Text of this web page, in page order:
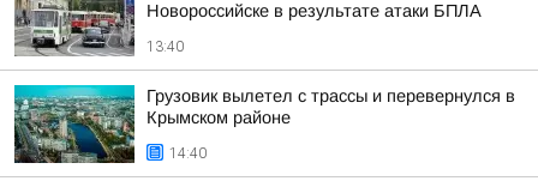
Новороссийске в результате атаки БПЛА
13:40
Грузовик вылетел с трассы и перевернулся в
Крымском районе
14:40